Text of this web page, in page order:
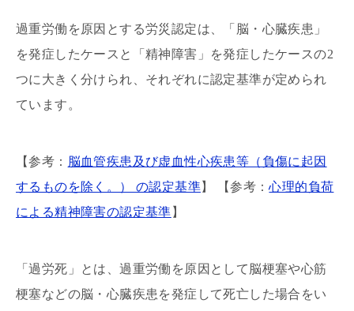
過重労働を原因とする労災認定は、「脳・心臓疾患」
を発症したケースと「精神障害」を発症したケースの2
つに大きく分けられ、それぞれに認定基準が定められ
ています。
【参考：
脳血管疾患及び虚血性心疾患等（負傷に起因
するものを除く。） の認定基準】 【参考：心理的負荷
による精神障害の認定基準 】
「過労死」とは、過重労働を原因として脳梗塞や心筋
梗塞などの脳・心臓疾患を発症して死亡した場合をい